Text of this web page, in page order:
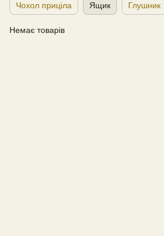
Чохол приціла Ящик Глушник
Немає товарів